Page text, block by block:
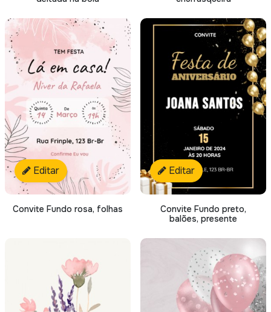
Editar
Convite Fundo rosa, folhas
Editar
Convite Fundo preto,
balões, presente